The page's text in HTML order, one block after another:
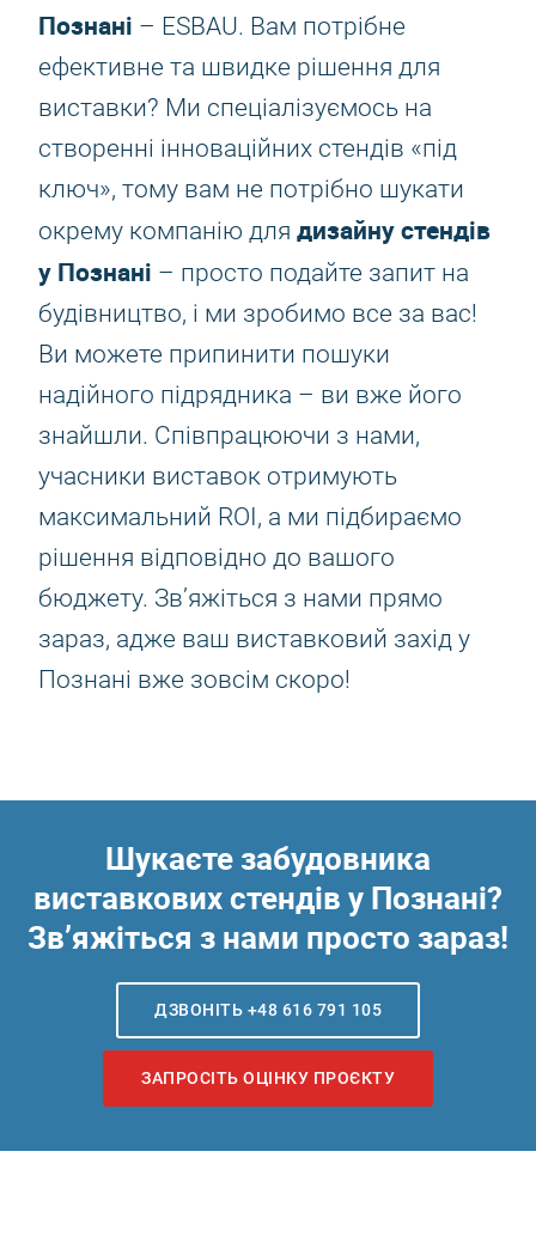
Познані – ESBAU. Вам потрібне
ефективне та швидке рішення для
виставки? Ми спеціалізуємось на
створенні інноваційних стендів «під
ключ», тому вам не потрібно шукати
окрему компанію для дизайну стендів
у Познані – просто подайте запит на
будівництво, і ми зробимо все за вас!
Ви можете припинити пошуки
надійного підрядника – ви вже його
знайшли. Співпрацюючи з нами,
учасники виставок отримують
максимальний ROI, а ми підбираємо
рішення відповідно до вашого
бюджету. Зв’яжіться з нами прямо
зараз, адже ваш виставковий захід у
Познані вже зовсім скоро!
Шукаєте забудовника
виставкових стендів у Познані?
Зв’яжіться з нами просто зараз!
ДЗВОНІТЬ +48 616 791 105
ЗАПРОСІТЬ ОЦІНКУ ПРОЄКТУ